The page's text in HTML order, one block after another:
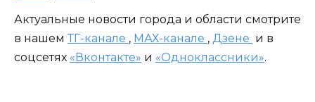
Актуальные новости города и области смотрите
в нашем ТГ-канале , МАХ-канале , Дзене и в
соцсетях «Вконтакте» и «Одноклассники».